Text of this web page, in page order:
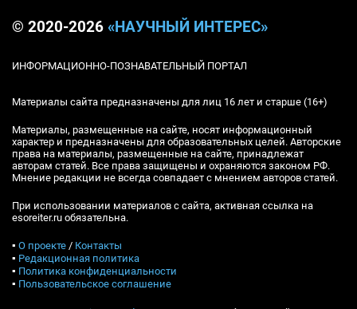
© 2020-2026 «НАУЧНЫЙ ИНТЕРЕС»
ИНФОРМАЦИОННО-ПОЗНАВАТЕЛЬНЫЙ ПОРТАЛ
Материалы сайта предназначены для лиц 16 лет и старше (16+)
Материалы, размещенные на сайте, носят информационный
характер и предназначены для образовательных целей. Авторские
права на материалы, размещенные на сайте, принадлежат
авторам статей. Все права защищены и охраняются законом РФ.
Мнение редакции не всегда совпадает с мнением авторов статей.
При использовании материалов с сайта, активная ссылка на
esoreiter.ru обязательна.
▪ О проекте / Контакты
▪ Редакционная политика
▪ Политика конфиденциальности
▪ Пользовательское соглашение